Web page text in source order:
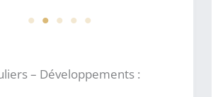
– Développements :